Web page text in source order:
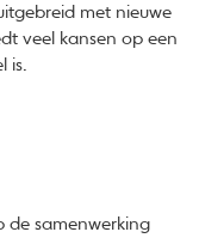
met nieuwe
veel kansen op een
is.
de samenwerking